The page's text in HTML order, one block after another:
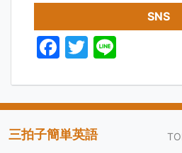
SNS
F
c
e
b
T
itt
er
e
三拍子簡単英語